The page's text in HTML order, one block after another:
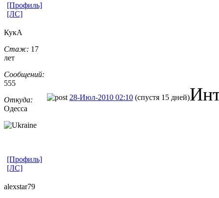
[Профиль]
[ЛС]
КукА
Стаж: 17
лет
Сообщений:
555
Откуда:
Одесса
28-Июл-2010 02:10 (спустя 15 дней)
[Профиль]
[ЛС]
alexstar79